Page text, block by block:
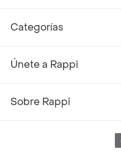
Categorías
Únete a Rappi
Sobre Rappi